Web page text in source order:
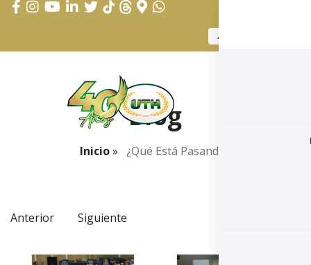
APLICAR AHORA
Blog
Inicio» ¿qué Está Pasando?
Anterior Siguiente